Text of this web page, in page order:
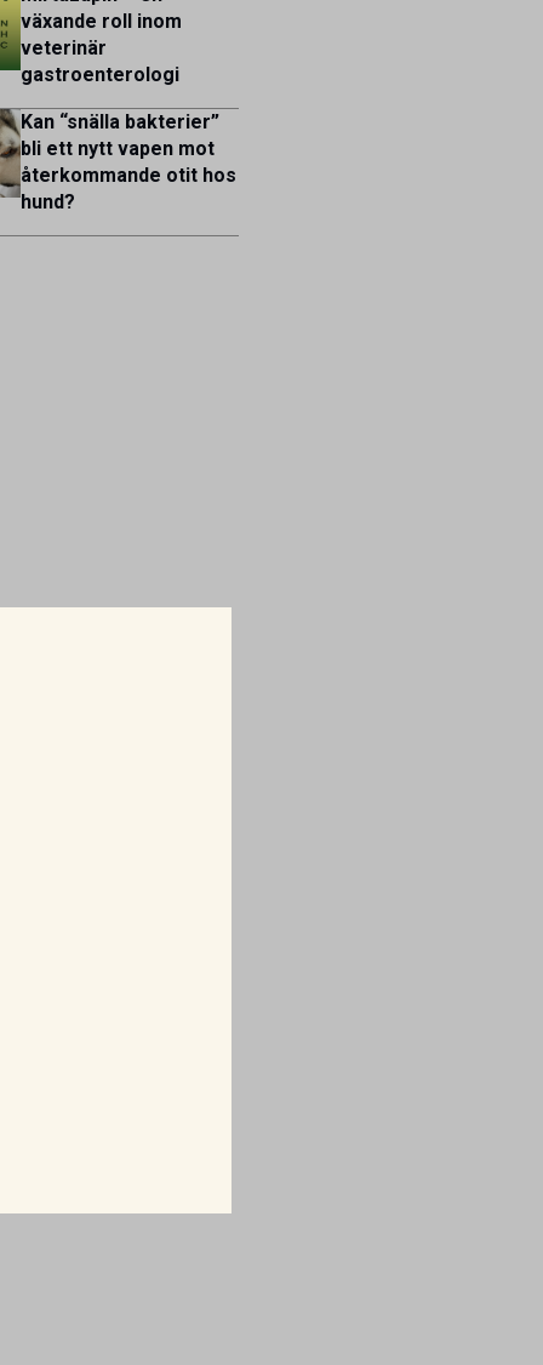
växande roll inom
veterinär
gastroenterologi
Kan “snälla bakterier”
bli ett nytt vapen mot
återkommande otit hos
hund?